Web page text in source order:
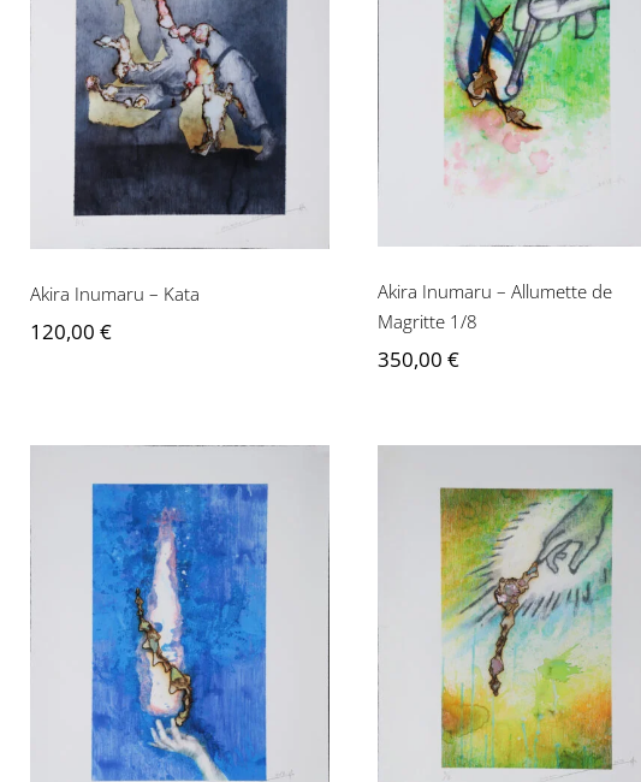
Akira Inumaru – Kata
Akira Inumaru – Kata
120,00 €
Akira Inumaru –
Allumette de Magritte
1/8
Akira Inumaru – Allumette de
Magritte 1/8
350,00 €
Akira Inumaru – Flamme
de Klein 2/8
Akira Inumaru – Main
du Saint-Esprit 2/8